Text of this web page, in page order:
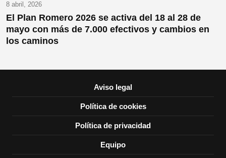
8 abril, 2026
El Plan Romero 2026 se activa del 18 al 28 de
mayo con más de 7.000 efectivos y cambios en
los caminos
Aviso legal
Política de cookies
Política de privacidad
Equipo